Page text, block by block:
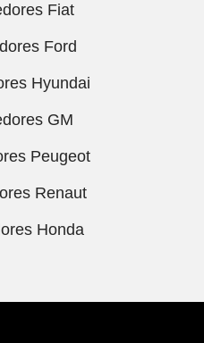
Fiat
Ford
Hyundai
GM
Peugeot
Renaut
Honda